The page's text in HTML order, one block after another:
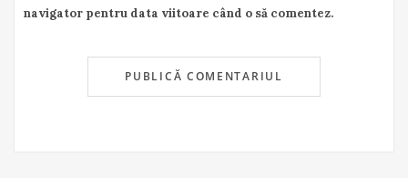
navigator pentru data viitoare când o să comentez.